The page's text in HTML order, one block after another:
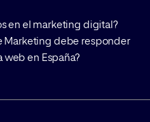
en el marketing digital?
Marketing debe responder
web en España?